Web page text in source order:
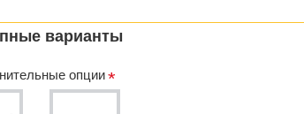
варианты
опции